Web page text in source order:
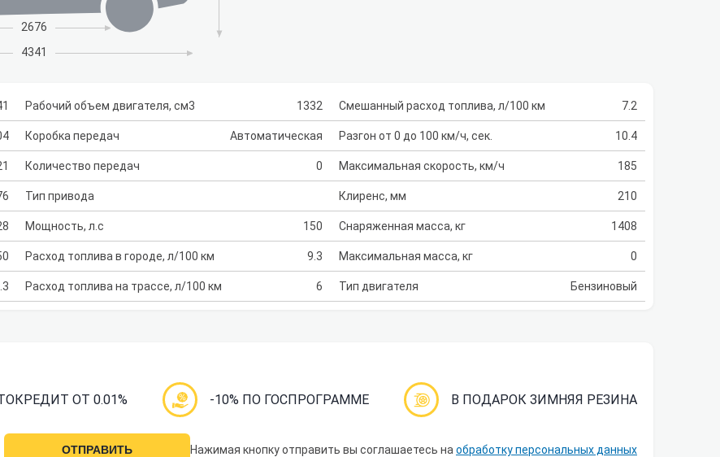
2676
4341
Рабочий объем двигателя, см3 1332
Коробка передач Автоматическая
Количество передач 0
Тип привода
Мощность, л.с 150
Расход топлива в городе, л/100 км 9.3
Расход топлива на трассе, л/100 км 6
Смешанный расход топлива, л/100 км 7.2
Разгон от 0 до 100 км/ч, сек. 10.4
Максимальная скорость, км/ч 185
Клиренс, мм 210
Снаряженная масса, кг 1408
Максимальная масса, кг 0
Тип двигателя Бензиновый
ОТ 0.01% -10% ПО ГОСПРОГРАММЕ В ПОДАРОК ЗИМНЯЯ РЕЗИНА
ОТПРАВИТЬ Нажимая кнопку отправить вы соглашаетесь на обработку персональных данных